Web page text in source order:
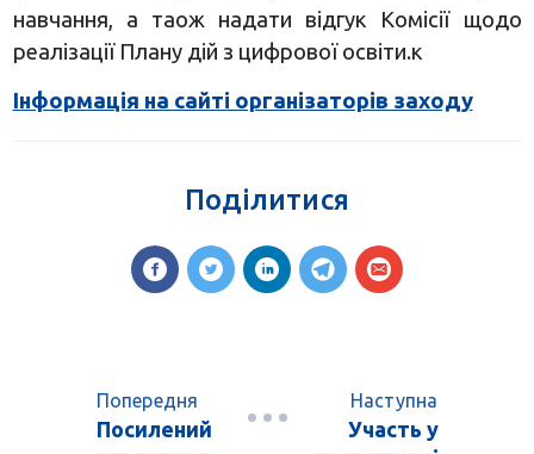
навчання, а таож надати відгук Комісії щодо
реалізації Плану дій з цифрової освіти.к
Інформація на сайті організаторів заходу
Поділитися
Попередня
Посилений
Наступна
Участь у